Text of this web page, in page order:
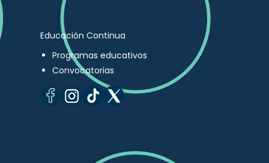
Educación Continua
Programas educativos
Convocatorias